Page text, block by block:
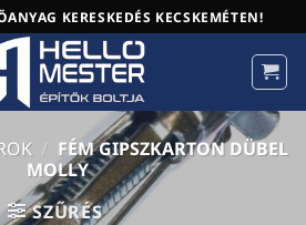
KERESKEDÉS KECSKEMÉTEN!
/ FÉM GIPSZKARTON DÜBEL
MOLLY
SZŰRÉS